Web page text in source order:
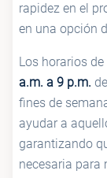
rapidez en el
en una opción
Los horarios
a.m. a 9 p.m.
fines de
ayudar a
garantizando
necesaria para